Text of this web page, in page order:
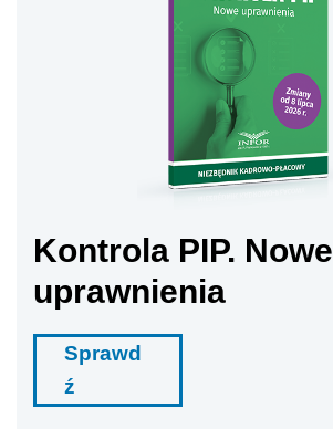
Kontrola PIP. Nowe
uprawnienia
Sprawd
ź